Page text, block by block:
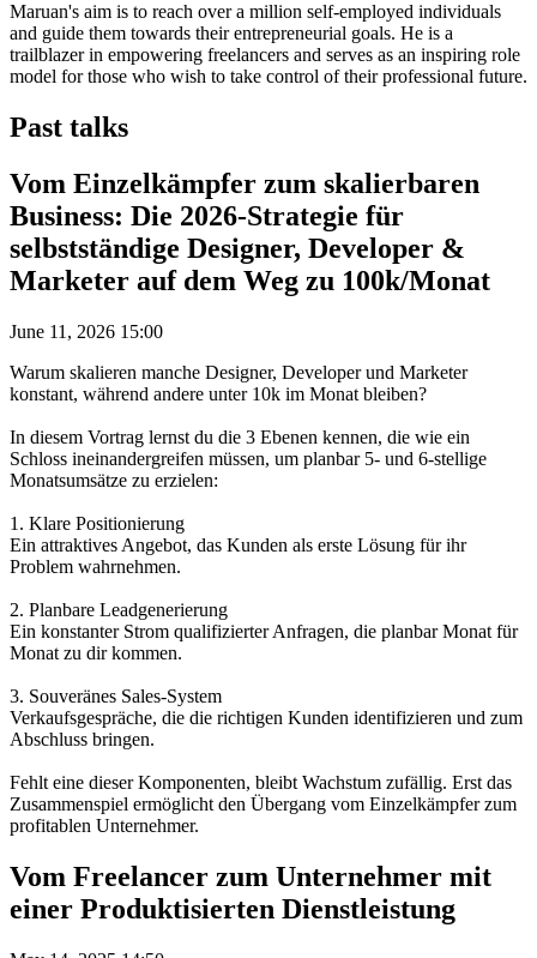
Maruan's aim is to reach over a million self-employed individuals
and guide them towards their entrepreneurial goals. He is a
trailblazer in empowering freelancers and serves as an inspiring role
model for those who wish to take control of their professional future.
Past talks
Vom Einzelkämpfer zum skalierbaren
Business: Die 2026-Strategie für
selbstständige Designer, Developer &
Marketer auf dem Weg zu 100k/Monat
June 11, 2026 15:00
Warum skalieren manche Designer, Developer und Marketer
konstant, während andere unter 10k im Monat bleiben?
In diesem Vortrag lernst du die 3 Ebenen kennen, die wie ein
Schloss ineinandergreifen müssen, um planbar 5- und 6-stellige
Monatsumsätze zu erzielen:
1. Klare Positionierung
Ein attraktives Angebot, das Kunden als erste Lösung für ihr
Problem wahrnehmen.
2. Planbare Leadgenerierung
Ein konstanter Strom qualifizierter Anfragen, die planbar Monat für
Monat zu dir kommen.
3. Souveränes Sales-System
Verkaufsgespräche, die die richtigen Kunden identifizieren und zum
Abschluss bringen.
Fehlt eine dieser Komponenten, bleibt Wachstum zufällig. Erst das
Zusammenspiel ermöglicht den Übergang vom Einzelkämpfer zum
profitablen Unternehmer.
Vom Freelancer zum Unternehmer mit
einer Produktisierten Dienstleistung